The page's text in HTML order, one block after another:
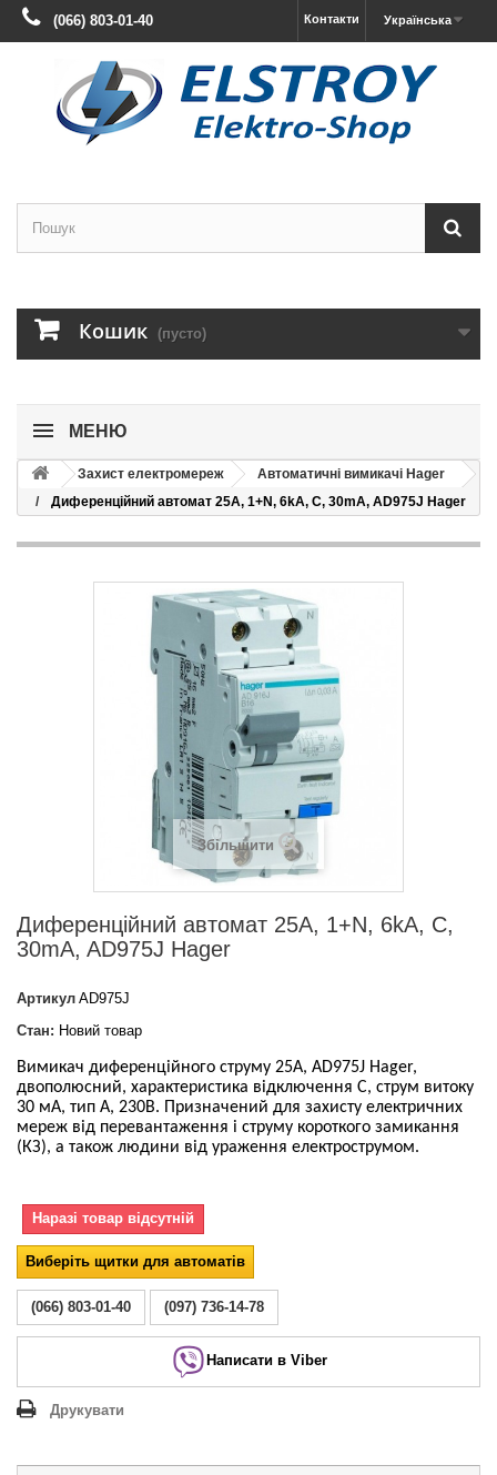
Українська
Контакти
(066) 803-01-40
Кошик (пусто)
МЕНЮ
Захист електромереж
Автоматичні вимикачі Hager
Диференційний автомат 25А, 1+N, 6kA, C, 30mA, AD975J Hager
Збільшити
Диференційний автомат 25А, 1+N, 6kA, C,
30mA, AD975J Hager
Артикул AD975J
Стан: Новий товар
Вимикач диференційного струму 25А, AD975J Hager,
двополюсний, характеристика відключення С, струм витоку
30 мА, тип А, 230В. Призначений для захисту електричних
мереж від перевантаження і струму короткого замикання
(КЗ), а також людини від ураження електрострумом.
Наразі товар відсутній
Виберіть щитки для автоматів
(066) 803-01-40 (097) 736-14-78
Написати в Viber
Друкувати